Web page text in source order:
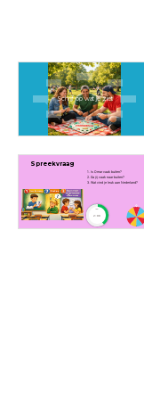
Schrijf op wat je ziet
1. Is Omar vaak buiten?
2. Ga jij vaak naar buiten?
3. Wat vind je leuk aan Nederland?
Spreekvraag
2:00